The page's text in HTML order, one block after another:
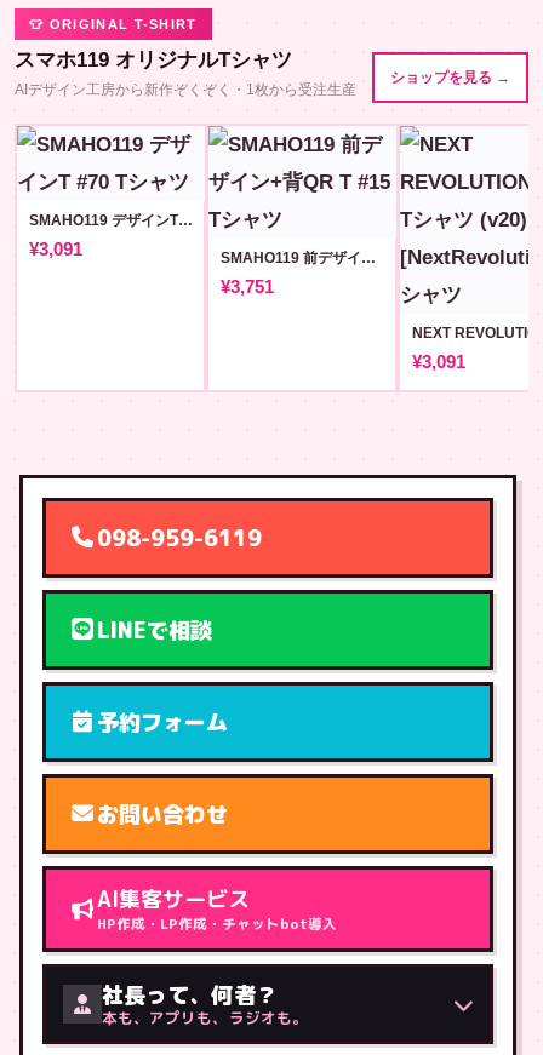
👕 ORIGINAL T-SHIRT
スマホ119 オリジナルTシャツ
AIデザイン工房から新作ぞくぞく・1枚から受注生産
ショップを見る →
SMAHO119 デザインT #70
¥3,091 SMAHO119 前デザイン+背QR T #15
¥3,751
¥3,091
098-959-6119
LINEで相談
予約フォーム
お問い合わせ
AI集客サービス
HP作成・LP作成・チャットbot導入
社長って、何者？
本も、アプリも、ラジオも。